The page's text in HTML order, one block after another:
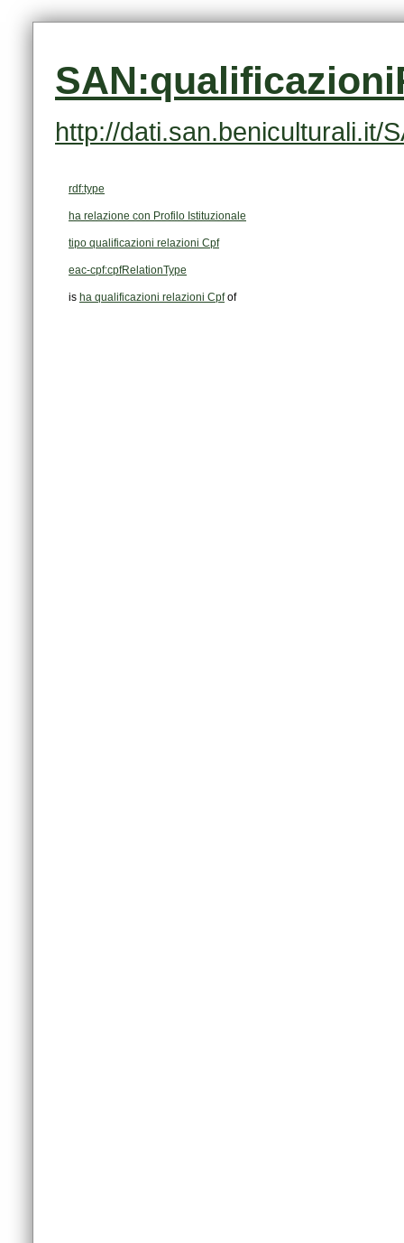
http://dati.san.beniculturali.it/
rdf:type
ha relazione con Profilo Istituzionale
tipo qualificazioni relazioni Cpf
eac-cpf:cpfRelationType
is ha qualificazioni relazioni Cpfof